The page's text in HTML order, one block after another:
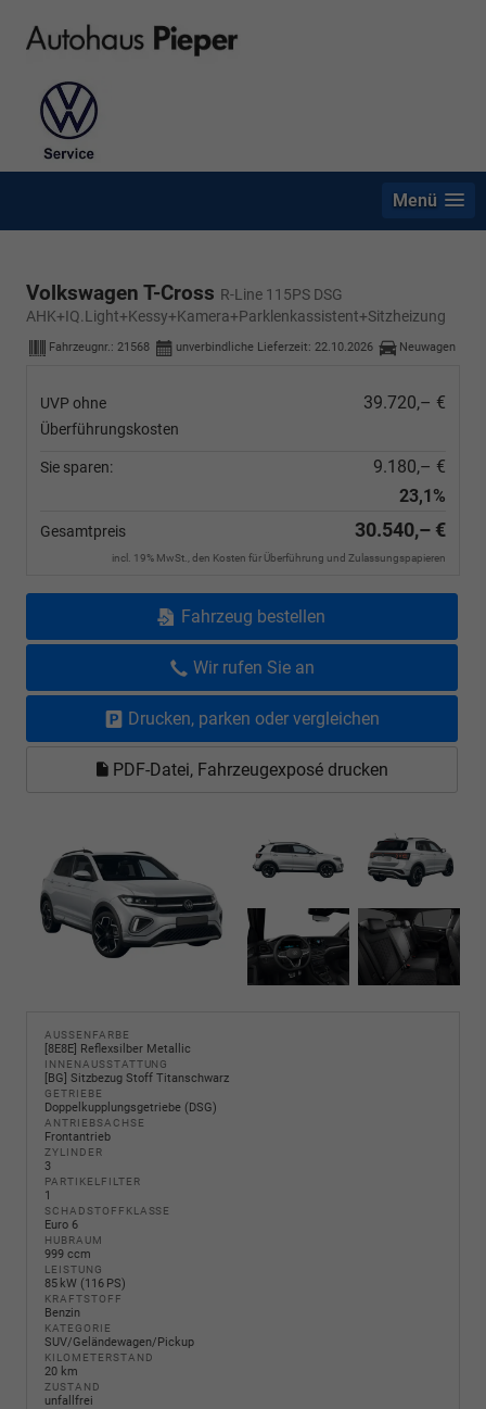
Menü
Volkswagen T-Cross R-Line 115PS DSG
AHK+IQ.Light+Kessy+Kamera+Parklenkassistent+Sitzheizung
Fahrzeugnr.: 21568 unverbindliche Lieferzeit: 22.10.2026 Neuwagen
UVP ohne
Überführungskosten
39.720,– €
Sie sparen:
9.180,– €
23,1%
Gesamtpreis 30.540,– €
incl. 19% MwSt., den Kosten für Überführung und Zulassungspapieren
Fahrzeug bestellen
Wir rufen Sie an
Drucken, parken oder vergleichen
PDF-Datei, Fahrzeugexposé drucken
AUSSENFARBE
[8E8E] Reflexsilber Metallic
INNENAUSSTATTUNG
[BG] Sitzbezug Stoff Titanschwarz
GETRIEBE
Doppelkupplungsgetriebe (DSG)
ANTRIEBSACHSE
Frontantrieb
ZYLINDER
3
PARTIKELFILTER
1
SCHADSTOFFKLASSE
Euro 6
HUBRAUM
999 ccm
LEISTUNG
85 kW (116 PS)
KRAFTSTOFF
Benzin
KATEGORIE
SUV/Geländewagen/Pickup
KILOMETERSTAND
20 km
ZUSTAND
unfallfrei